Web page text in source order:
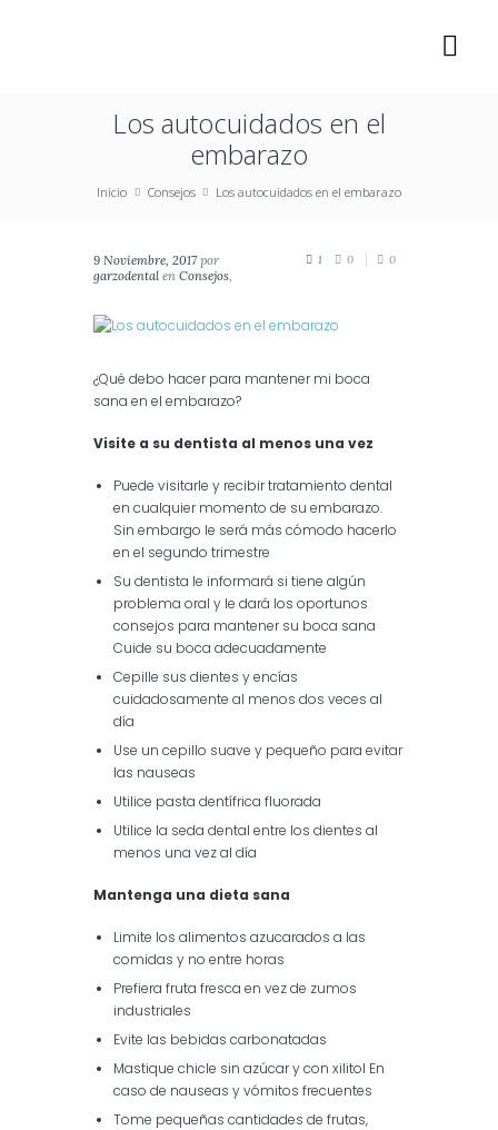
Los autocuidados en el
embarazo
Inicio Consejos Los autocuidados en el embarazo
9 Noviembre, 2017 por
garzodental en Consejos,
1 0 0
¿Qué debo hacer para mantener mi boca
sana en el embarazo?
Visite a su dentista al menos una vez
Puede visitarle y recibir tratamiento dental
en cualquier momento de su embarazo.
Sin embargo le será más cómodo hacerlo
en el segundo trimestre
Su dentista le informará si tiene algún
problema oral y le dará los oportunos
consejos para mantener su boca sana
Cuide su boca adecuadamente
Cepille sus dientes y encías
cuidadosamente al menos dos veces al
día
Use un cepillo suave y pequeño para evitar
las nauseas
Utilice pasta dentífrica fluorada
Utilice la seda dental entre los dientes al
menos una vez al día
Mantenga una dieta sana
Limite los alimentos azucarados a las
comidas y no entre horas
Prefiera fruta fresca en vez de zumos
industriales
Evite las bebidas carbonatadas
Mastique chicle sin azúcar y con xilitol En
caso de nauseas y vómitos frecuentes
Tome pequeñas cantidades de frutas,